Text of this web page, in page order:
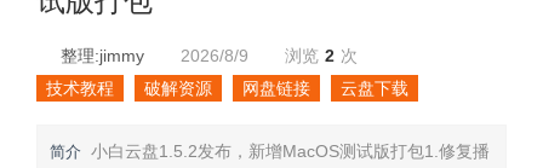
整理:jimmy 2026/8/9 浏览 2 次
技术教程
破解资源 网盘链接 云盘下载
简介 小白云盘1.5.2发布，新增MacOS测试版打包1.修复播